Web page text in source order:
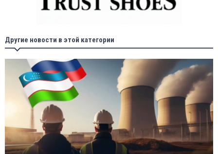
Другие новости в этой категории